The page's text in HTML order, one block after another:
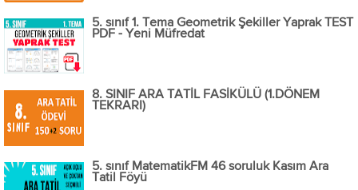
5. sınıf 1. Tema Geometrik Şekiller Yaprak TEST
PDF - Yeni Müfredat
8. SINIF ARA TATİL FASİKÜLÜ (1.DÖNEM
TEKRARI)
5. sınıf MatematikFM 46 soruluk Kasım Ara
Tatil Föyü